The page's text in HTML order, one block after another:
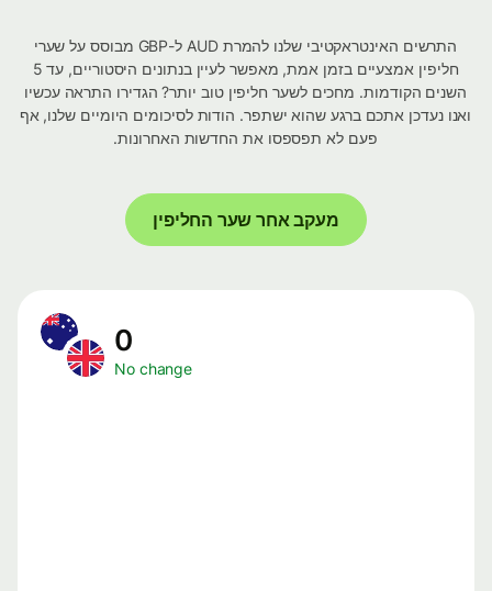
התרשים האינטראקטיבי שלנו להמרת AUD ל-GBP מבוסס על שערי
חליפין אמצעיים בזמן אמת, מאפשר לעיין בנתונים היסטוריים, עד 5
השנים הקודמות. מחכים לשער חליפין טוב יותר? הגדירו התראה עכשיו
ואנו נעדכן אתכם ברגע שהוא ישתפר. הודות לסיכומים היומיים שלנו, אף
פעם לא תפספסו את החדשות האחרונות.
מעקב אחר שער החליפין
No change